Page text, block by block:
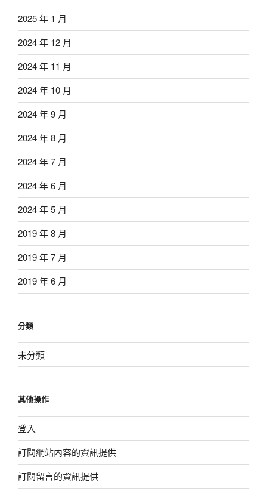
2025 年 1 月
2024 年 12 月
2024 年 11 月
2024 年 10 月
2024 年 9 月
2024 年 8 月
2024 年 7 月
2024 年 6 月
2024 年 5 月
2019 年 8 月
2019 年 7 月
2019 年 6 月
分類
未分類
其他操作
登入
訂閱網站內容的資訊提供
訂閱留言的資訊提供